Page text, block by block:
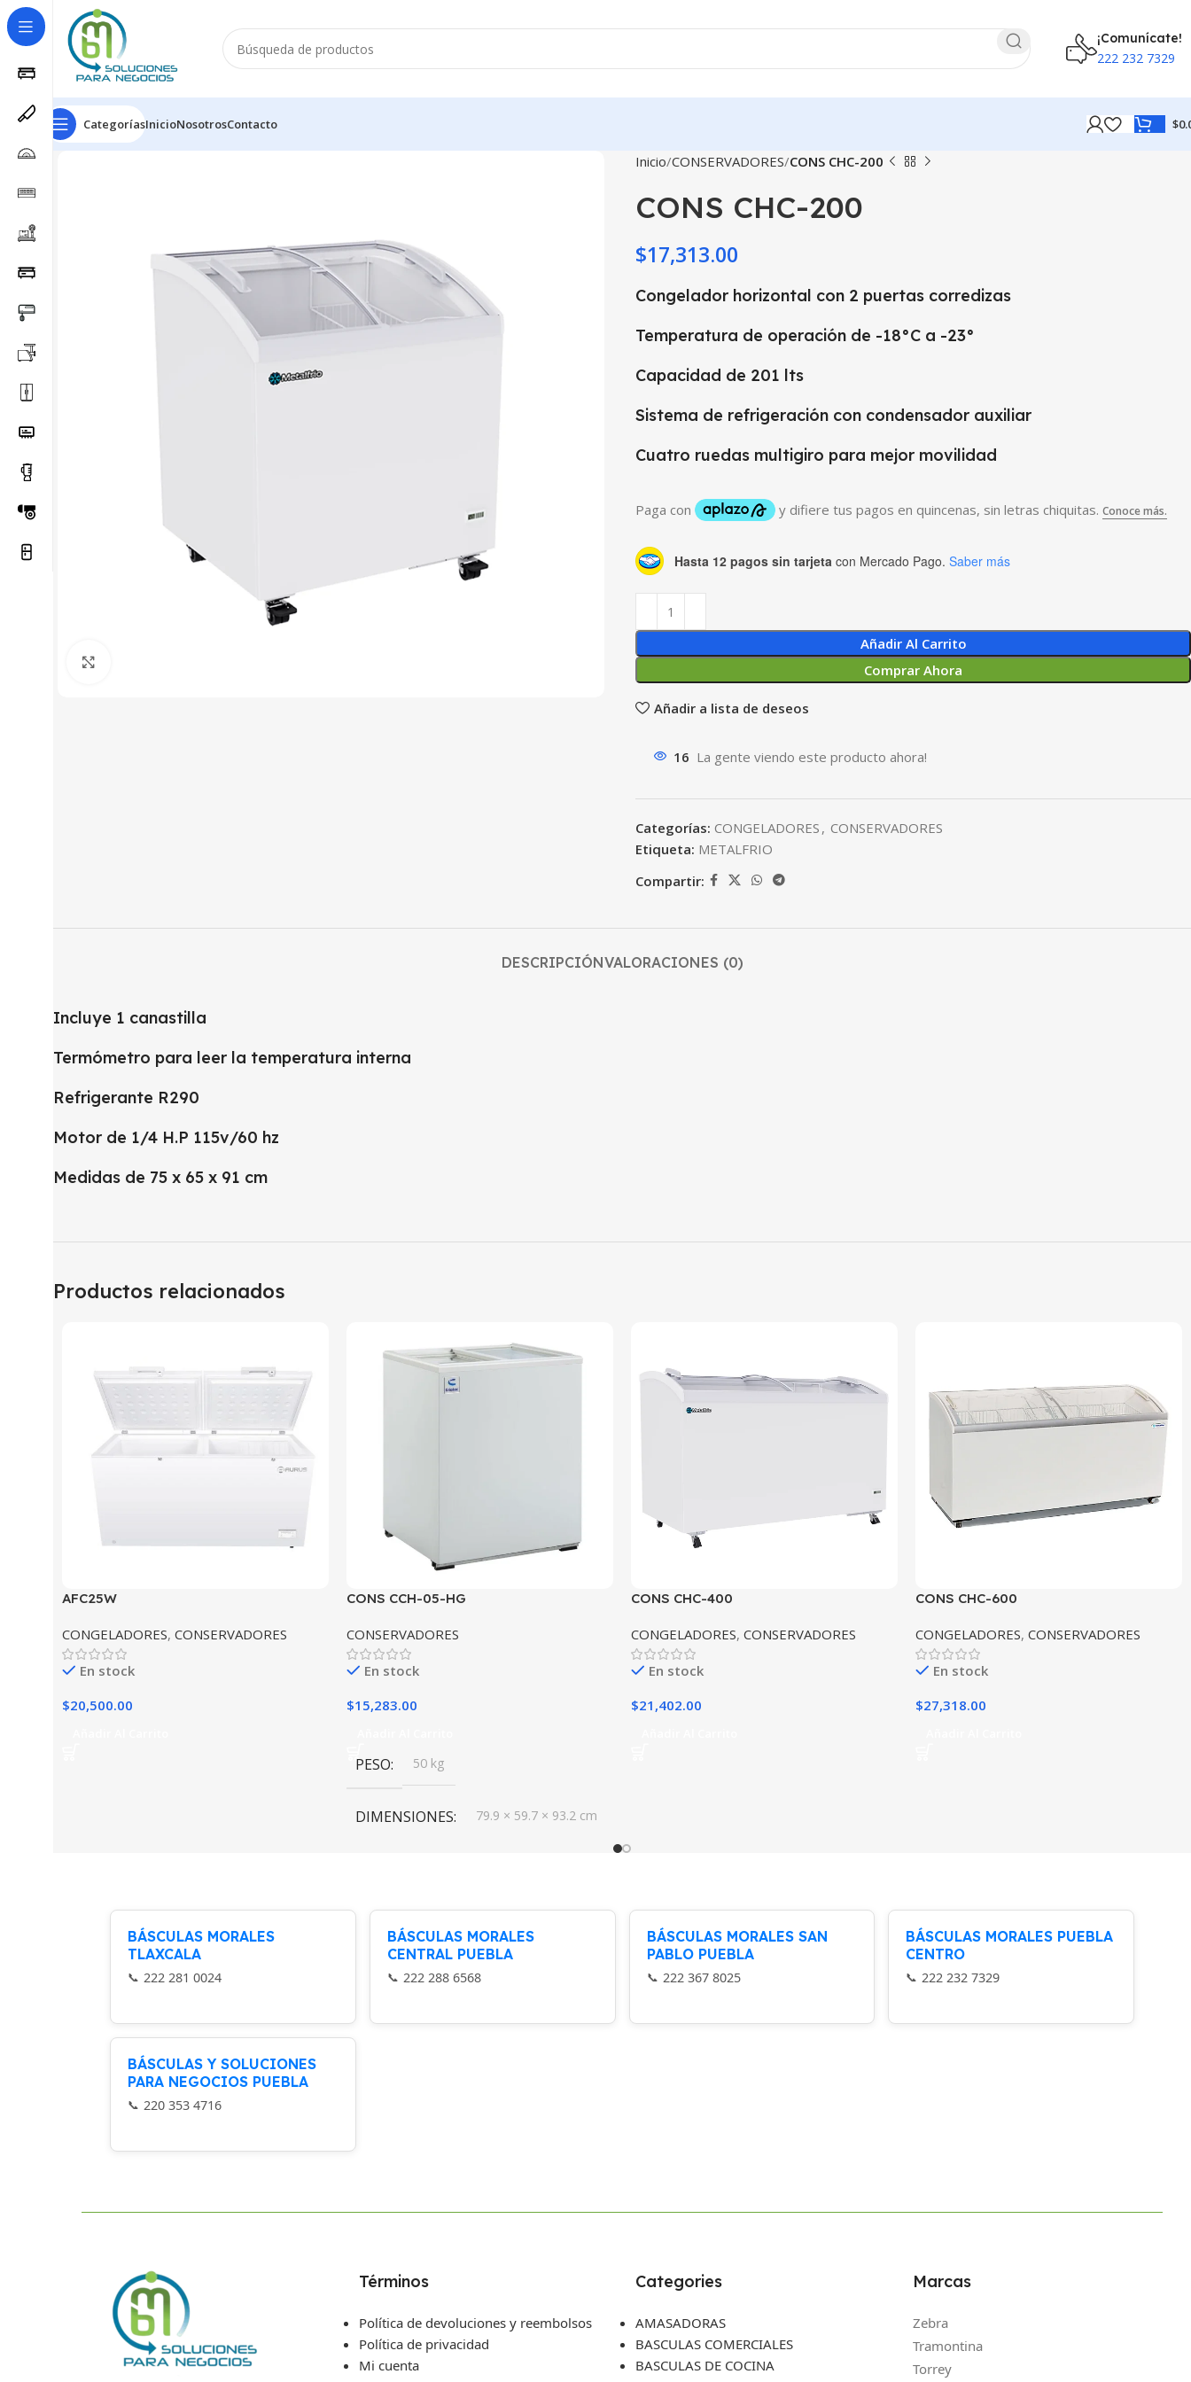
¡Comunícate!
222 232 7329
CategoríasInicioNosotrosContacto $
Inicio CONSERVADORES CONS CHC-200
CONS CHC-200
$17,313.00
Congelador horizontal con 2 puertas corredizas
Temperatura de operación de -18°C a -23°
Capacidad de 201 lts
Sistema de refrigeración con condensador auxiliar
Cuatro ruedas multigiro para mejor movilidad
Hasta 12 pagos sin tarjeta con Mercado Pago. Saber más
Añadir Al Carrito
Comprar Ahora
Añadir a lista de deseos
16 La gente viendo este producto ahora!
Categorías: CONGELADORES , CONSERVADORES
Etiqueta: METALFRIO
Compartir:
DESCRIPCIÓNVALORACIONES (0)
Incluye 1 canastilla
Termómetro para leer la temperatura interna
Refrigerante R290
Motor de 1/4 H.P 115v/60 hz
Medidas de 75 x 65 x 91 cm
Productos relacionados
AFC25W
CONGELADORES, CONSERVADORES
En stock
$20,500.00
CONS CCH-05-HG
CONSERVADORES
En stock
$15,283.00
PESO 50 kg
DIMENSIONES 79.9 × 59.7 × 93.2 cm
CONS CHC-400
CONGELADORES, CONSERVADORES
En stock
$21,402.00
CONS CHC-600
CONGELADORES, CONSERVADORES
En stock
$27,318.00
BÁSCULAS MORALES
TLAXCALA
222 281 0024
BÁSCULAS MORALES
CENTRAL PUEBLA
222 288 6568
BÁSCULAS MORALES SAN
PABLO PUEBLA
222 367 8025
BÁSCULAS MORALES PUEBLA
CENTRO
222 232 7329
BÁSCULAS Y SOLUCIONES
PARA NEGOCIOS PUEBLA
220 353 4716
Términos
Política de devoluciones y reembolsos
Política de privacidad
Mi cuenta
Categories
AMASADORAS
BASCULAS COMERCIALES
BASCULAS DE COCINA
Marcas
Zebra
Tramontina
Torrey